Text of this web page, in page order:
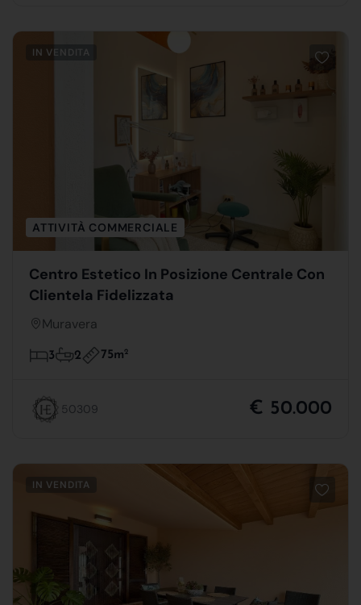
IN VENDITA
ATTIVITÀ COMMERCIALE
Centro Estetico In Posizione Centrale Con
Clientela Fidelizzata
Muravera
3 2 75m2
50309 € 50.000
IN VENDITA